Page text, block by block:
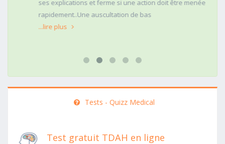
ses explications et ferme si une action doit être menée
rapidement..Une auscultation de bas
...lire plus
Tests - Quizz Medical
Test gratuit TDAH en ligne